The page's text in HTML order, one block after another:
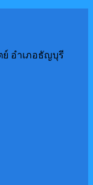
ย์ อำเภอธัญบุรี